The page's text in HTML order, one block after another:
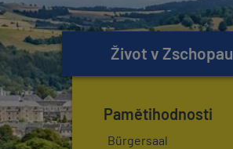
Život v Zschopau
Pamětihodnosti
Bürgersaal